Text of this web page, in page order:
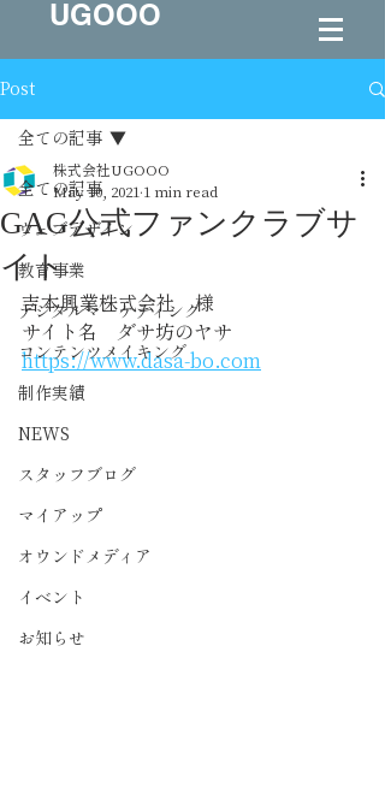
UGOOO
Post
全ての記事
ウェブデザイン
教育事業
デジタルマーケティング
コンテンツメイキング
制作実績
NEWS
スタッフブログ
マイアップ
オウンドメディア
イベント
お知らせ
全ての記事
GAG公式ファンクラブサ
イト
株式会社UGOOO
May 10, 2021 1 min read
吉本興業株式会社　様
サイト名　ダサ坊のヤサ
https://www.dasa-bo.com